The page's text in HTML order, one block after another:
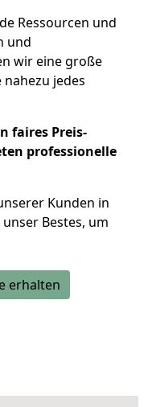
Ressourcen und
und
wir eine große
jedes
faires Preis-
professionelle
Kunden in
Bestes, um
erhalten